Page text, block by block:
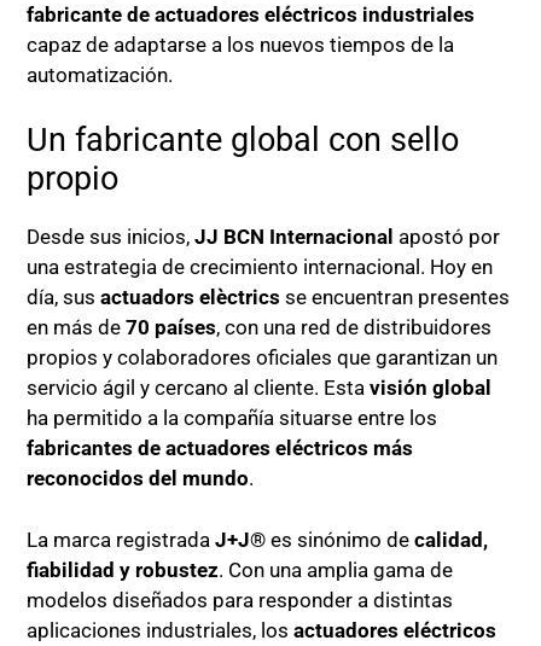
fabricante de actuadores eléctricos industriales
capaz de adaptarse a los nuevos tiempos de la
automatización.
Un fabricante global con sello
propio
Desde sus inicios,JJ BCN Internacional apostó por
una estrategia de crecimiento internacional. Hoy en
día, susactuadors elèctrics se encuentran presentes
en más de70 países, con una red de distribuidores
propios y colaboradores oficiales que garantizan un
servicio ágil y cercano al cliente. Estavisión global
ha permitido a la compañía situarse entre los
fabricantes de actuadores eléctricos más
reconocidos del mundo.
La marca registradaJ+J® es sinónimo decalidad,
fiabilidad y robustez. Con una amplia gama de
modelos diseñados para responder a distintas
aplicaciones industriales, losactuadores eléctricos